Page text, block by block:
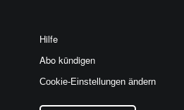
Hilfe
Abo kündigen
Cookie-Einstellungen ändern